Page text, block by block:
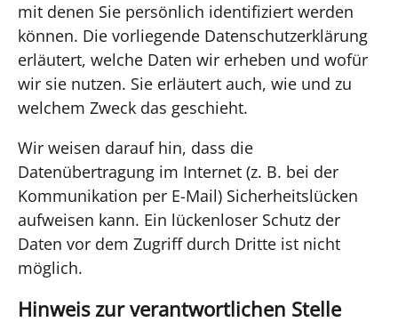
mit denen Sie persönlich identifiziert werden
können. Die vorliegende Datenschutzerklärung
erläutert, welche Daten wir erheben und wofür
wir sie nutzen. Sie erläutert auch, wie und zu
welchem Zweck das geschieht.
Wir weisen darauf hin, dass die
Datenübertragung im Internet (z. B. bei der
Kommunikation per E-Mail) Sicherheitslücken
aufweisen kann. Ein lückenloser Schutz der
Daten vor dem Zugriff durch Dritte ist nicht
möglich.
Hinweis zur verantwortlichen Stelle